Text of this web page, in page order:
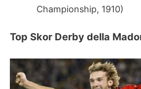
Championship, 1910)
Top Skor Derby della